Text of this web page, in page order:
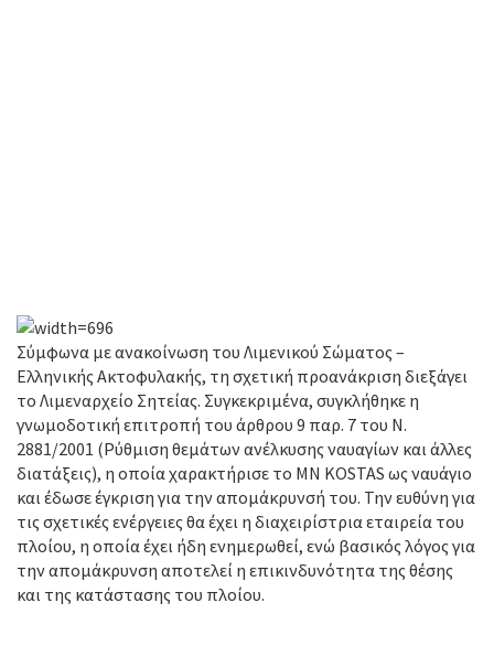
Σύμφωνα με ανακοίνωση του Λιμενικού Σώματος –
Ελληνικής Ακτοφυλακής, τη σχετική προανάκριση διεξάγει
το Λιμεναρχείο Σητείας. Συγκεκριμένα, συγκλήθηκε η
γνωμοδοτική επιτροπή του άρθρου 9 παρ. 7 του Ν.
2881/2001 (Ρύθμιση θεμάτων ανέλκυσης ναυαγίων και άλλες
διατάξεις), η οποία χαρακτήρισε το MN KOSTAS ως ναυάγιο
και έδωσε έγκριση για την απομάκρυνσή του. Την ευθύνη για
τις σχετικές ενέργειες θα έχει η διαχειρίστρια εταιρεία του
πλοίου, η οποία έχει ήδη ενημερωθεί, ενώ βασικός λόγος για
την απομάκρυνση αποτελεί η επικινδυνότητα της θέσης
και της κατάστασης του πλοίου.